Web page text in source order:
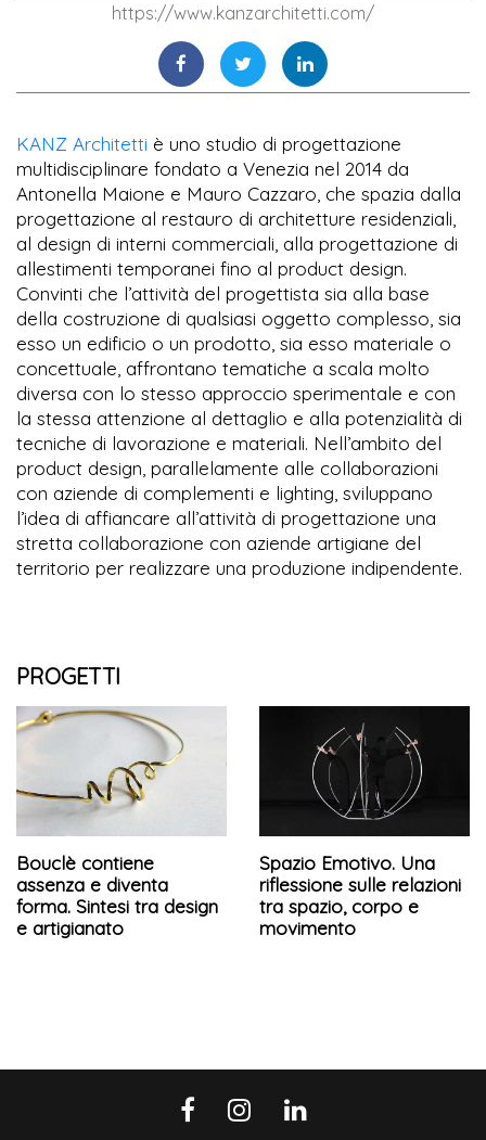
https://www.kanzarchitetti.com/
KANZ Architetti è uno studio di progettazione
multidisciplinare fondato a Venezia nel 2014 da
Antonella Maione e Mauro Cazzaro, che spazia dalla
progettazione al restauro di architetture residenziali,
al design di interni commerciali, alla progettazione di
allestimenti temporanei fino al product design.
Convinti che l’attività del progettista sia alla base
della costruzione di qualsiasi oggetto complesso, sia
esso un edificio o un prodotto, sia esso materiale o
concettuale, affrontano tematiche a scala molto
diversa con lo stesso approccio sperimentale e con
la stessa attenzione al dettaglio e alla potenzialità di
tecniche di lavorazione e materiali. Nell’ambito del
product design, parallelamente alle collaborazioni
con aziende di complementi e lighting, sviluppano
l’idea di affiancare all’attività di progettazione una
stretta collaborazione con aziende artigiane del
territorio per realizzare una produzione indipendente.
PROGETTI
Bouclè contiene
assenza e diventa
forma. Sintesi tra design
e artigianato
Spazio Emotivo. Una
riflessione sulle relazioni
tra spazio, corpo e
movimento